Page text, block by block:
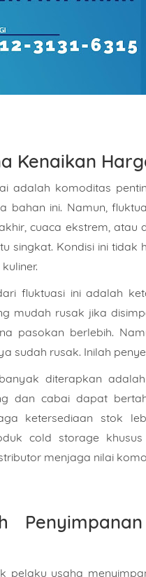
Kenaikan
adalah komoditas
bahan ini. Namun,
cuaca ekstrem,
singkat. Kondisi ini tidak
fluktuasi ini adalah
mudah rusak jika
pasokan berlebih.
sudah rusak. Inilah
diterapkan
dan cabai dapat
ketersediaan stok
cold storage
menjaga nilai
pelaku usaha